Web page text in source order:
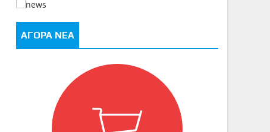
ΑΓΟΡΑ ΝΕΑ